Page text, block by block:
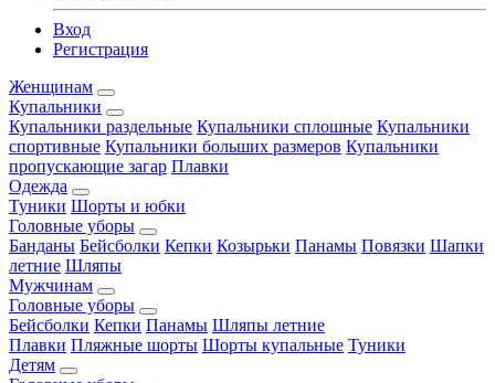
Вход
Регистрация
Женщинам
Купальники
Купальники раздельные Купальники сплошные Купальники
спортивные Купальники больших размеров Купальники
пропускающие загар Плавки
Одежда
Туники Шорты и юбки
Головные уборы
Банданы Бейсболки Кепки Козырьки Панамы Повязки Шапки
летние Шляпы
Мужчинам
Головные уборы
Бейсболки Кепки Панамы Шляпы летние
Плавки Пляжные шорты Шорты купальные Туники
Детям